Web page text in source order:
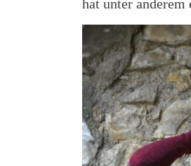
hat unter anderem